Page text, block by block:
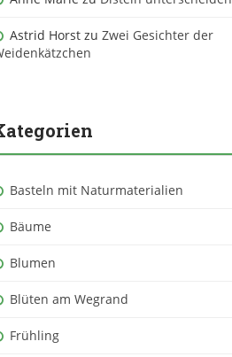
Astrid Horst zu Zwei Gesichter der
Basteln mit Naturmaterialien
Bäume
Blumen
Blüten am Wegrand
Frühling